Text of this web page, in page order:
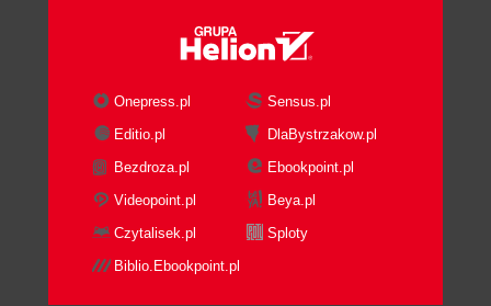
Onepress.pl
Sensus.pl
Editio.pl
DlaBystrzakow.pl
Bezdroza.pl
Ebookpoint.pl
Videopoint.pl
Beya.pl
Czytalisek.pl
Sploty
Biblio.Ebookpoint.pl